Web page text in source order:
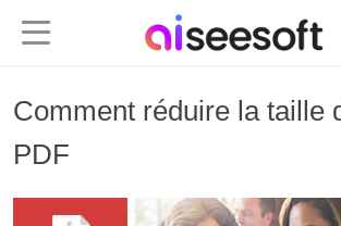
Comment réduire la taille
PDF